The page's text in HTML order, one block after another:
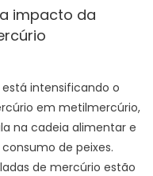
impacto da
está intensificando o
em metilmercúrio,
na cadeia alimentar e
de peixes.
de mercúrio estão